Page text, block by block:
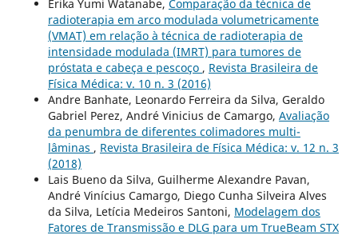
Érika Yumi Watanabe, Comparação da técnica de
radioterapia em arco modulada volumetricamente
(VMAT) em relação à técnica de radioterapia de
intensidade modulada (IMRT) para tumores de
próstata e cabeça e pescoço , Revista Brasileira de
Física Médica: v. 10 n. 3 (2016)
Andre Banhate, Leonardo Ferreira da Silva, Geraldo
Gabriel Perez, André Vinicius de Camargo, Avaliação
da penumbra de diferentes colimadores multi-
lâminas , Revista Brasileira de Física Médica: v. 12 n. 3
(2018)
Lais Bueno da Silva, Guilherme Alexandre Pavan,
André Vinícius Camargo, Diego Cunha Silveira Alves
da Silva, Letícia Medeiros Santoni, Modelagem dos
Fatores de Transmissão e DLG para um TrueBeam STX